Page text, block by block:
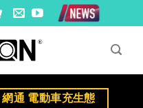
網通 電動車充生態